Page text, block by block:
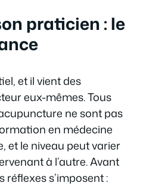
praticien : le
et il vient des
eux-mêmes. Tous
ne sont pas
en médecine
et le niveau peut varier
à l’autre. Avant
réflexes s’imposent :